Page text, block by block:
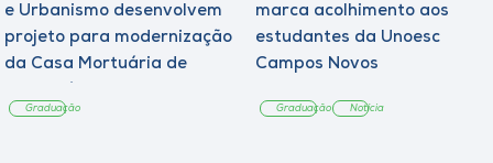
e Urbanismo desenvolvem
projeto para modernização
da Casa Mortuária de
Graduação
marca acolhimento aos
estudantes da Unoesc
Campos Novos
Graduação Notícia